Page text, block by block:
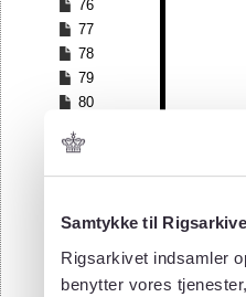
Samtykke til
Rigsarkivet indsamler
benytter vores
76
77
78
79
80
82
83
85
87